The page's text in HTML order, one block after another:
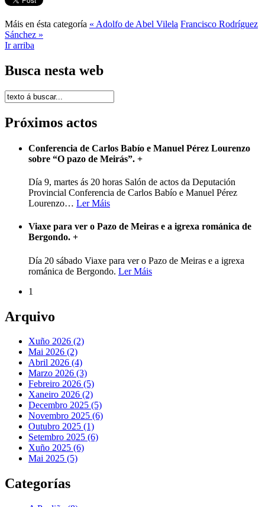
Máis en ésta categoría « Adolfo de Abel Vilela Francisco Rodríguez
Sánchez »
Ir arriba
Busca nesta web
Próximos actos
Conferencia de Carlos Babío e Manuel Pérez Lourenzo
sobre “O pazo de Meirás”. +
Día 9, martes ás 20 horas Salón de actos da Deputación
Provincial Conferencia de Carlos Babío e Manuel Pérez
Lourenzo… Ler Máis
Viaxe para ver o Pazo de Meiras e a igrexa románica de
Bergondo. +
Día 20 sábado Viaxe para ver o Pazo de Meiras e a igrexa
románica de Bergondo. Ler Máis
1
Arquivo
Xuño 2026 (2)
Mai 2026 (2)
Abril 2026 (4)
Marzo 2026 (3)
Febreiro 2026 (5)
Xaneiro 2026 (2)
Decembro 2025 (5)
Novembro 2025 (6)
Outubro 2025 (1)
Setembro 2025 (6)
Xuño 2025 (6)
Mai 2025 (5)
Categorías